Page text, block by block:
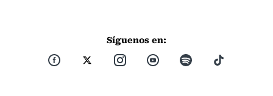
Síguenos en: